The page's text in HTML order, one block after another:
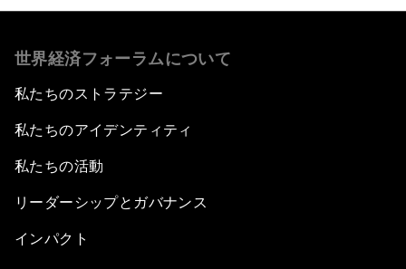
世界経済フォーラムについて
私たちのストラテジー
私たちのアイデンティティ
私たちの活動
リーダーシップとガバナンス
インパクト